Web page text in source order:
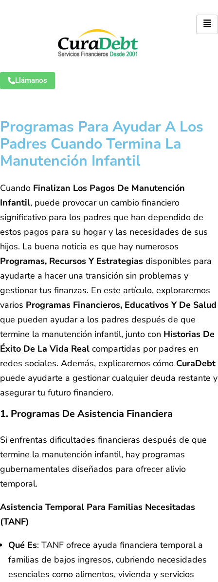
Llámanos
Programas Para Ayudar A Los
Padres Cuando Termina La
Manutención Infantil
Cuando Finalizan Los Pagos De Manutención
Infantil, puede provocar un cambio financiero
significativo para los padres que han dependido de
estos pagos para su hogar y las necesidades de sus
hijos. La buena noticia es que hay numerosos
Programas, Recursos Y Estrategias disponibles para
ayudarte a hacer una transición sin problemas y
gestionar tus finanzas. En este artículo, exploraremos
varios Programas Financieros, Educativos Y De Salud
que pueden ayudar a los padres después de que
termine la manutención infantil, junto con Historias De
Éxito De La Vida Real compartidas por padres en
redes sociales. Además, explicaremos cómo CuraDebt
puede ayudarte a gestionar cualquier deuda restante y
asegurar tu futuro financiero.
1. Programas De Asistencia Financiera
Si enfrentas dificultades financieras después de que
termine la manutención infantil, hay programas
gubernamentales diseñados para ofrecer alivio
temporal.
Asistencia Temporal Para Familias Necesitadas
(TANF)
Qué Es: TANF ofrece ayuda financiera temporal a
familias de bajos ingresos, cubriendo necesidades
esenciales como alimentos, vivienda y servicios